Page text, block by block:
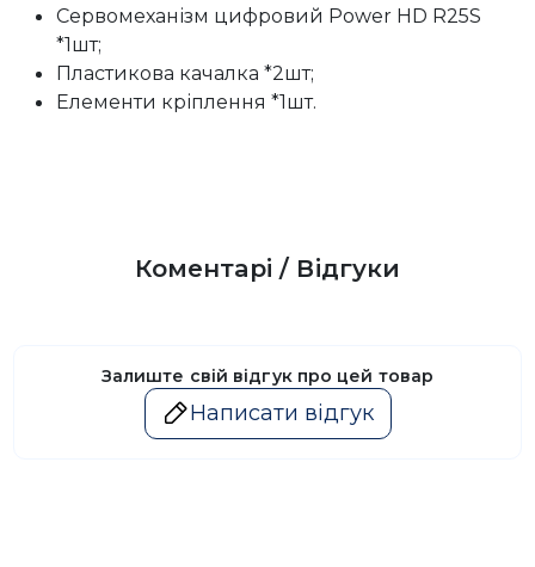
Сервомеханізм цифровий Power HD R25S
*1шт;
Пластикова качалка *2шт;
Елементи кріплення *1шт.
Коментарі / Відгуки
Залиште свій відгук про цей товар
Написати відгук